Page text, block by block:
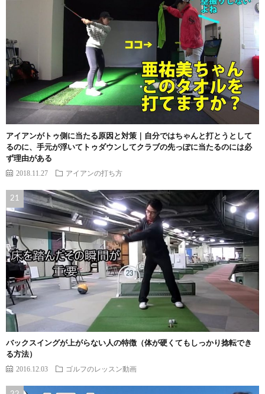
アイアンがトゥ側に当たる原因と対策｜自分ではちゃんと打とうとして
るのに、手元が浮いてトゥダウンしてクラブの先っぽに当たるのには必
ず理由がある
2018.11.27 アイアンの打ち方
バックスイングが上がらない人の特徴（体が硬くてもしっかり捻転でき
る方法）
2016.12.03 ゴルフのレッスン動画